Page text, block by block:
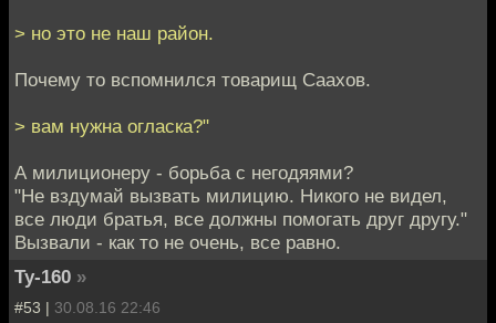
> но это не наш район.
Почему то вспомнился товарищ Саахов.
> вам нужна огласка?"
А милиционеру - борьба с негодяями?
"Не вздумай вызвать милицию. Никого не видел,
все люди братья, все должны помогать друг другу."
Вызвали - как то не очень, все равно.
Ту-160 »
#53 | 30.08.16 22:46